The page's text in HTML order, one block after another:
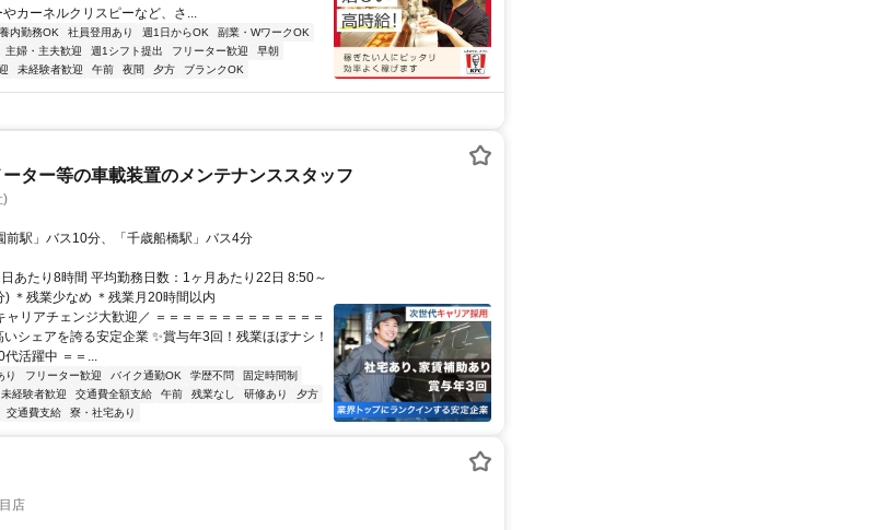
カーネルクリスピーなど、さ...
内勤務OK 社員登用あり 週1日からOK
副業・WワークOK
主婦・主夫歓迎 週1シフト提出 フリーター歓迎
早朝
未経験者歓迎 午前 夜間 夕方 ブランクOK
ーター等の車載装置のメンテナンススタッフ
)
前駅」バス10分、「千歳船橋駅」バス4分
あたり8時間 平均勤務日数：1ヶ月あたり22日 8:50～
＊残業少なめ ＊残業月20時間以内
リアチェンジ大歓迎／ ＝＝＝＝＝＝＝＝＝＝＝＝＝
シェアを誇る安定企業 ✨賞与年3回！残業ほぼナシ！
代活躍中 ＝＝...
り フリーター歓迎 バイク通勤OK 学歴不問
固定時間制
未経験者歓迎 交通費全額支給 午前 残業なし 研修あり
夕方
交通費支給 寮・社宅あり
店